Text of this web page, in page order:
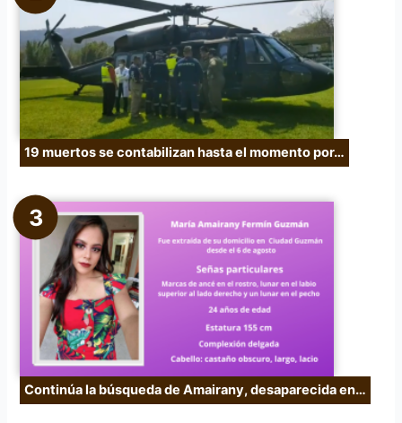
19 muertos se contabilizan hasta el momento por…
Continúa la búsqueda de Amairany, desaparecida en…